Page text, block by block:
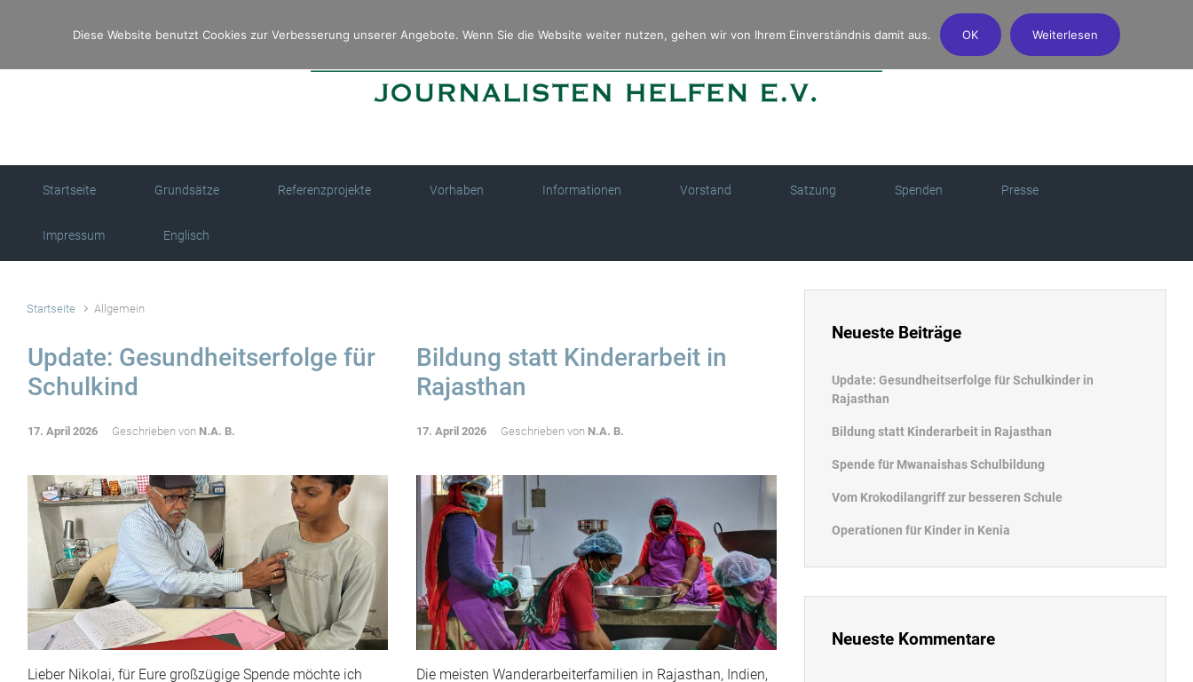
Startseite Grundsätze Referenzprojekte Vorhaben Informationen Vorstand Satzung Spenden Presse
Impressum Englisch
Startseite Allgemein
Update: Gesundheitserfolge für
Schulkind
17. April 2026 Geschrieben von N.A. B.
Lieber Nikolai, für Eure großzügige Spende möchte ich
Bildung statt Kinderarbeit in
Rajasthan
17. April 2026 Geschrieben von N.A. B.
Die meisten Wanderarbeiterfamilien in Rajasthan, Indien,
Neueste Beiträge
Update: Gesundheitserfolge für Schulkinder in
Rajasthan
Bildung statt Kinderarbeit in Rajasthan
Spende für Mwanaishas Schulbildung
Vom Krokodilangriff zur besseren Schule
Operationen für Kinder in Kenia
Neueste Kommentare
Diese Website benutzt Cookies zur Verbesserung unserer Angebote. Wenn Sie die Website weiter nutzen, gehen wir von Ihrem Einverständnis damit aus. OK Weiterlesen